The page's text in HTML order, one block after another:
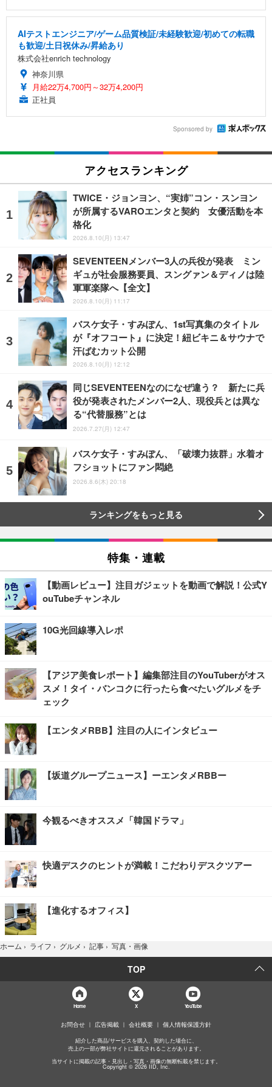
AIテストエンジニア/ゲーム品質検証/未経験歓迎/初めての転職
も歓迎/土日祝休み/昇給あり
株式会社enrich technology
神奈川県
月給22万4,700円～32万4,200円
正社員
Sponsored by
アクセスランキング
TWICE・ジョンヨン、“実姉”コン・スンヨン
が所属するVAROエンタと契約 女優活動を本
格化
2026.8.10(月) 13:47
SEVENTEENメンバー3人の兵役が発表 ミン
ギュが社会服務要員、スングァン＆ディノは陸
軍軍楽隊へ【全文】
2026.8.10(月) 11:17
バスケ女子・すみぽん、1st写真集のタイトル
が『オフコート』に決定！紐ビキニ＆サウナで
汗ばむカット公開
2026.8.10(月) 12:12
同じSEVENTEENなのになぜ違う？ 新たに兵
役が発表されたメンバー2人、現役兵とは異な
る“代替服務”とは
2026.7.27(月) 12:47
バスケ女子・すみぽん、「破壊力抜群」水着オ
フショットにファン悶絶
2026.8.6(木) 20:18
ランキングをもっと見る
特集・連載
【動画レビュー】注目ガジェットを動画で解説！公式Y
ouTubeチャンネル
10G光回線導入レポ
【アジア美食レポート】編集部注目のYouTuberがオス
スメ！タイ・バンコクに行ったら食べたいグルメをチ
ェック
【エンタメRBB】注目の人にインタビュー
【坂道グループニュース】ーエンタメRBBー
今観るべきオススメ「韓国ドラマ」
快適デスクのヒントが満載！こだわりデスクツアー
【進化するオフィス】
ホーム › ライフ › グルメ › 記事 › 写真・画像
TOP
Home X YouTube
お問合せ 広告掲載 会社概要 個人情報保護方針
紹介した商品/サービスを購入、契約した場合に、
売上の一部が弊社サイトに還元されることがあります。
当サイトに掲載の記事・見出し・写真・画像の無断転載を禁じます。
Copyright © 2026 IID, Inc.